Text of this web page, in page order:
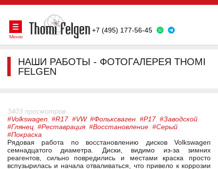
+7 (495) 177-56-45
Меню
НАШИ РАБОТЫ - ФОТОГАЛЕРЕЯ THOMI
FELGEN
3403 просмотров
#Volkswagen #R17, #VW, #Фольксваген #Р17, #Заводской
#Глянец #Реставрация #Восстановление #Серый
#Покраска
Рядовая работа по восстановлению дисков Volkswagen
семнадцатого диаметра. Диски, видимо из-за зимних
реагентов, сильно повредились и местами краска просто
вспузырилась и начала отваливаться, что привело к коррозии